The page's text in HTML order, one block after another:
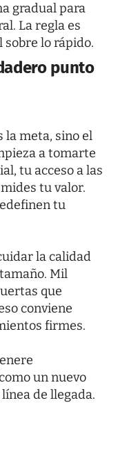
gradual para
La regla es
lo rápido.
punto
la meta, sino el
a tomarte
tu acceso a las
tu valor.
tu
la calidad
Mil
que
conviene
firmes.
un nuevo
de llegada.